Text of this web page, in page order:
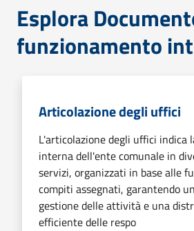
Esplora
funzionamento
Articolazione degli uffici
L'articolazione degli uffici indica
interna dell'ente comunale in
servizi, organizzati in base alle
compiti assegnati, garantendo
gestione delle attività e una
efficiente delle respo